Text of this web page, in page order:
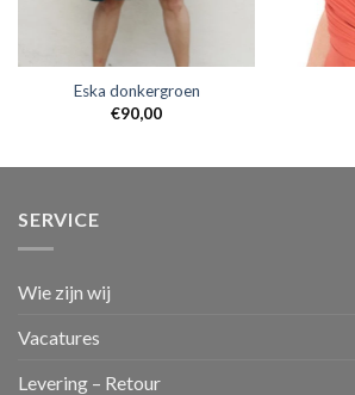
Eska donkergroen
€90,00
SERVICE
Wie zijn wij
Vacatures
Levering – Retour